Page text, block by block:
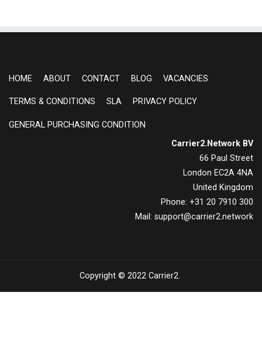
HOME ABOUT CONTACT BLOG VACANCIES
TERMS & CONDITIONS SLA PRIVACY POLICY
GENERAL PURCHASING CONDITION
Carrier2.Network BV
66 Paul Street
London EC2A 4NA
United Kingdom
Phone: +31 20 7910 300
Mail: support@carrier2.network
Copyright © 2022 Carrier2.